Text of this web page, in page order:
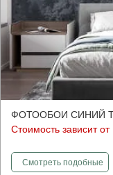
ФОТООБОИ СИНИЙ
Стоимость зависит
Смотретьфотообои
подобные